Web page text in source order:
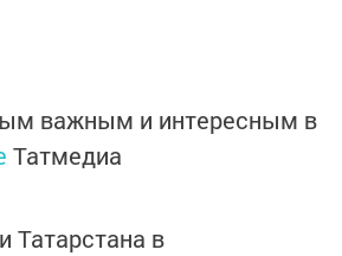
важным и интересным в
Татмедиа
Татарстана в